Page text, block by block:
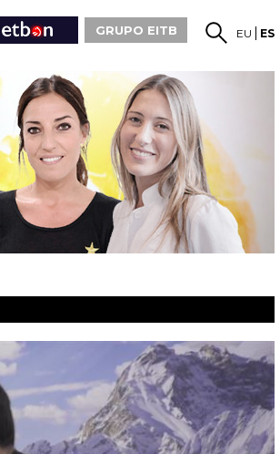
GRUPO EITB EU ES